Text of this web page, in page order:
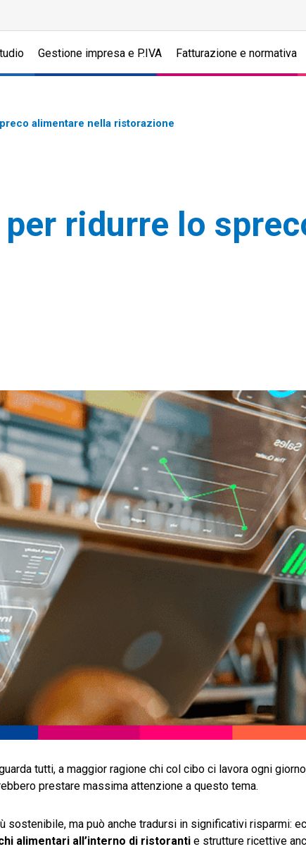
Gestione impresa e P.IVA Fatturazione e normativa
alimentare nella ristorazione
ridurre lo
tutti, a maggior ragione chi col cibo ci lavora ogni
prestare massima attenzione a questo tema.
ma può anche tradursi in significativi risparmi:
alimentari all’interno di ristoranti e strutture ricettive